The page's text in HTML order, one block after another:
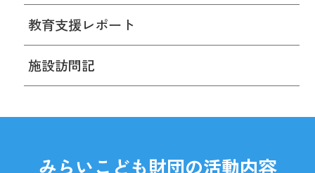
教育支援レポート
施設訪問記
みらいこども財団の活動内容